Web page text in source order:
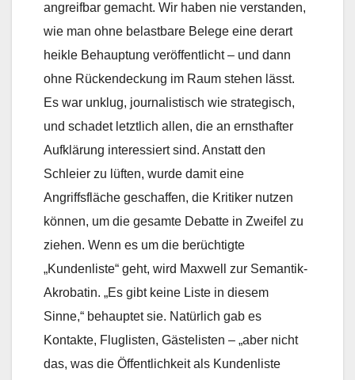
angreifbar gemacht. Wir haben nie verstanden,
wie man ohne belastbare Belege eine derart
heikle Behauptung veröffentlicht – und dann
ohne Rückendeckung im Raum stehen lässt.
Es war unklug, journalistisch wie strategisch,
und schadet letztlich allen, die an ernsthafter
Aufklärung interessiert sind. Anstatt den
Schleier zu lüften, wurde damit eine
Angriffsfläche geschaffen, die Kritiker nutzen
können, um die gesamte Debatte in Zweifel zu
ziehen. Wenn es um die berüchtigte
„Kundenliste“ geht, wird Maxwell zur Semantik-
Akrobatin. „Es gibt keine Liste in diesem
Sinne,“ behauptet sie. Natürlich gab es
Kontakte, Fluglisten, Gästelisten – „aber nicht
das, was die Öffentlichkeit als Kundenliste